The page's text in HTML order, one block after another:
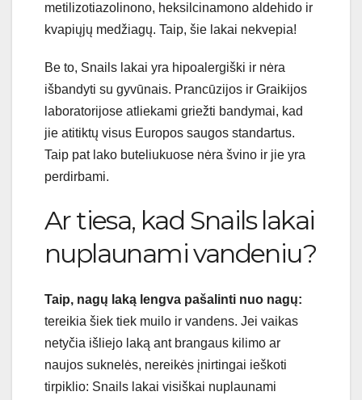
metilizotiazolinono, heksilcinamono aldehido ir
kvapiųjų medžiagų. Taip, šie lakai nekvepia!
Be to, Snails lakai yra hipoalergiški ir nėra
išbandyti su gyvūnais. Prancūzijos ir Graikijos
laboratorijose atliekami griežti bandymai, kad
jie atitiktų visus Europos saugos standartus.
Taip pat lako buteliukuose nėra švino ir jie yra
perdirbami.
Ar tiesa, kad Snails lakai
nuplaunami vandeniu?
Taip, nagų laką lengva pašalinti nuo nagų:
tereikia šiek tiek muilo ir vandens. Jei vaikas
netyčia išliejo laką ant brangaus kilimo ar
naujos suknelės, nereikės įnirtingai ieškoti
tirpiklio: Snails lakai visiškai nuplaunami